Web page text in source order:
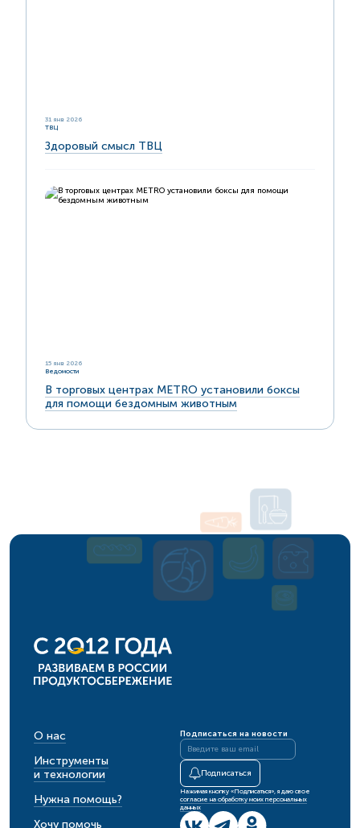
31 янв 2026
ТВЦ
Здоровый смысл ТВЦ
15 янв 2026
Ведомости
В торговых центрах METRO установили боксы
для помощи бездомным животным
О нас
Инструменты
и технологии
Нужна помощь?
Хочу помочь
Подписаться на новости
Подписаться
Нажимая кнопку «Подписаться», я даю свое
согласие на обработку моих персональных
данных